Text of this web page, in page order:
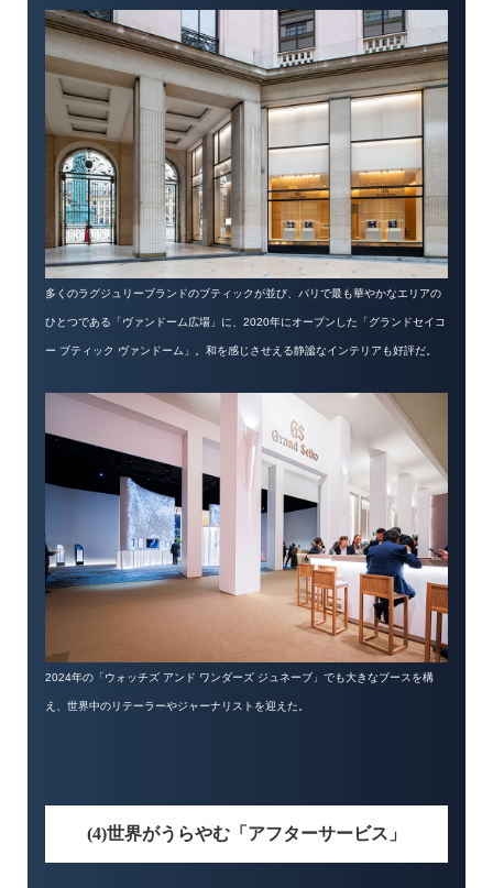
多くのラグジュリーブランドのブティックが並び、パリで最も華やかなエリアの
ひとつである「ヴァンドーム広場」に、2020年にオープンした「グランドセイコ
ー ブティック ヴァンドーム」。和を感じさせえる静謐なインテリアも好評だ。
2024年の「ウォッチズ アンド ワンダーズ ジュネーブ」でも大きなブースを構
え、世界中のリテーラーやジャーナリストを迎えた。
(4)世界がうらやむ「アフターサービス」